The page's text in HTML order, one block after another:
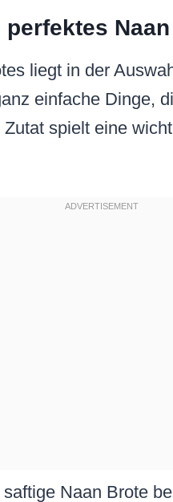
liegt in der
einfache Dinge,
spielt eine
Naan Brote